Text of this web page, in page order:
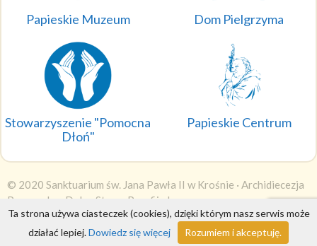
Papieskie Muzeum Dom Pielgrzyma
Stowarzyszenie "Pomocna
Dłoń"
Papieskie Centrum
© 2020 Sanktuarium św. Jana Pawła II w Krośnie · Archidiecezja
Przemyska
DobraStronaParafii.pl
Wyświetleń: 1486053
Ta strona używa ciasteczek (cookies), dzięki którym nasz serwis może
działać lepiej.Dowiedz się więcej Rozumiem i akceptuję.